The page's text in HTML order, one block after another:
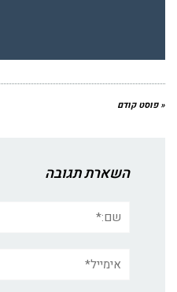
« פוסט קודם
השארת תגובה